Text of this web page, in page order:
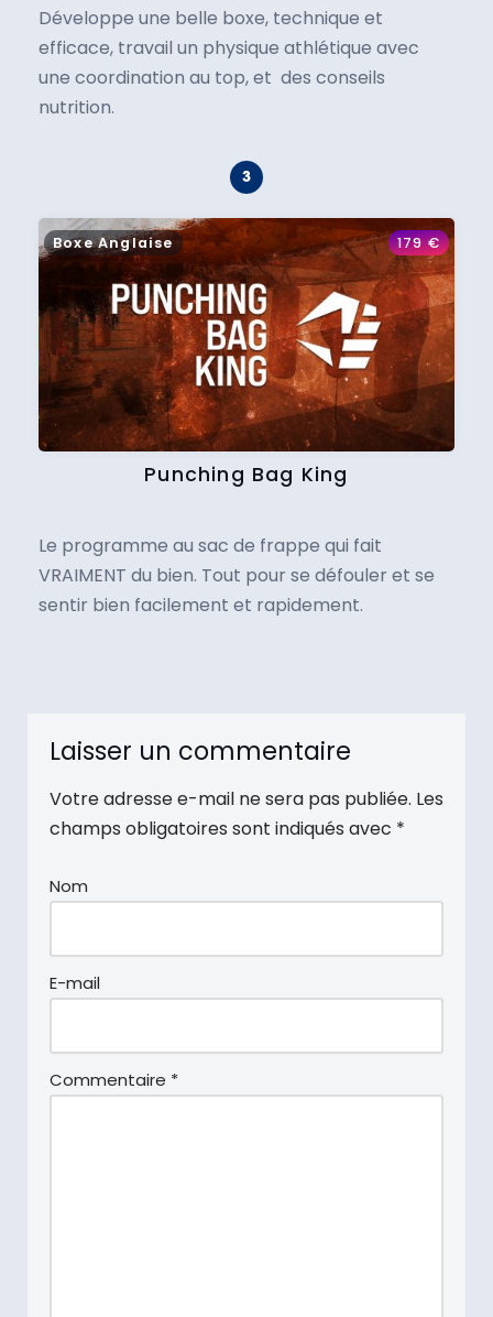
Développe une belle boxe, technique et
efficace, travail un physique athlétique avec
une coordination au top, et des conseils
nutrition.
Boxe Anglaise 179€
Punching Bag King
Le programme au sac de frappe qui fait
VRAIMENT du bien. Tout pour se défouler et se
sentir bien facilement et rapidement.
Laisser un commentaire
Votre adresse e-mail ne sera pas publiée. Les
champs obligatoires sont indiqués avec *
Nom
E-mail
Commentaire *